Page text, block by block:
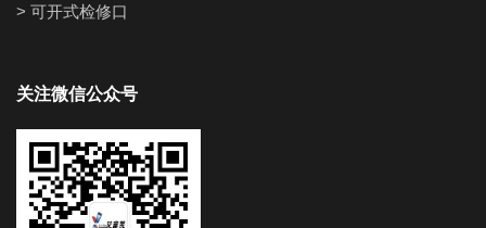
> 可开式检修口
关注微信公众号